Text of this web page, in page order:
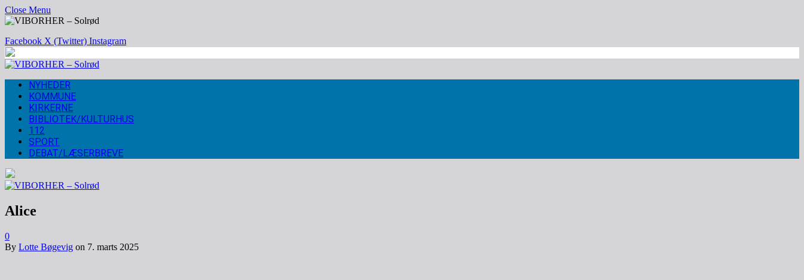
Close Menu
Facebook X (Twitter) Instagram
NYHEDER
KOMMUNE
KIRKERNE
BIBLIOTEK/KULTURHUS
112
SPORT
DEBAT/LÆSERBREVE
Alice
0
By Lotte Bøgevig on 7. marts 2025